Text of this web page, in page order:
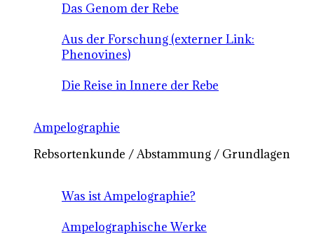
Das Genom der Rebe
Aus der Forschung (externer Link:
Phenovines)
Die Reise in Innere der Rebe
Ampelographie
Rebsortenkunde / Abstammung / Grundlagen
Was ist Ampelographie?
Ampelographische Werke